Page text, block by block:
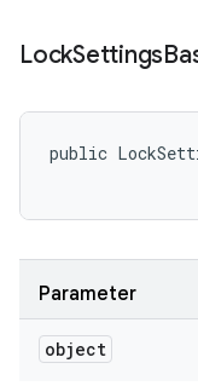
LockSettings
public
Parameter
object